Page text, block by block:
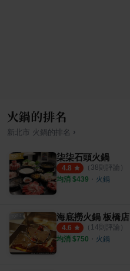
火鍋的排名
新北市 火鍋 的排名 ›
柒柒石頭火鍋
4.8 （ 38則評論）
均消 $439 ・ 火鍋
海底撈火鍋 板橋店
4.6 （ 14則評論）
均消 $750 ・ 火鍋